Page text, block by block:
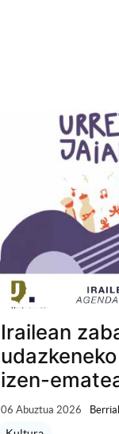
Irailean
izen-
06 Abuztua 2026